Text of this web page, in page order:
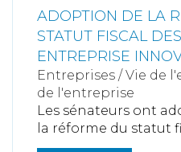
ADOPTION DE LA
STATUT FISCAL
ENTREPRISE
Entreprises /Vie de
de l'entreprise
Les sénateurs ont
la réforme du statut